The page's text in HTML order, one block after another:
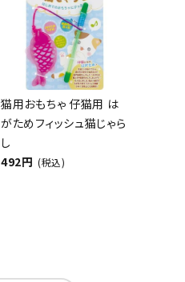
猫用おもちゃ 仔猫用 は
がためフィッシュ猫じゃら
し
492円 (税込)